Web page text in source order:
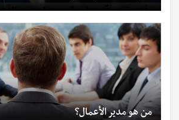
من هو مدير الأعمال؟